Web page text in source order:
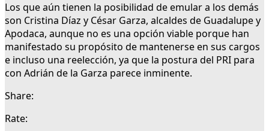
Los que aún tienen la posibilidad de emular a los demás
son Cristina Díaz y César Garza, alcaldes de Guadalupe y
Apodaca, aunque no es una opción viable porque han
manifestado su propósito de mantenerse en sus cargos
e incluso una reelección, ya que la postura del PRI para
con Adrián de la Garza parece inminente.
Share:
Rate: